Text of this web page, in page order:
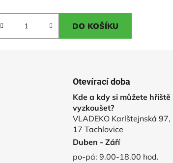
DO KOŠÍKU
Otevírací doba
Kde a kdy si můžete hřiště
vyzkoušet?
VLADEKO Karlštejnská 97,
17 Tachlovice
Duben - Září
po-pá: 9.00-18.00 hod.